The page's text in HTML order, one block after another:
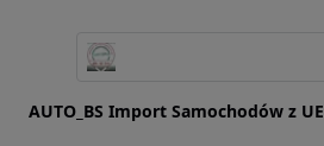
AUTO_BS Import Samochodów z UE